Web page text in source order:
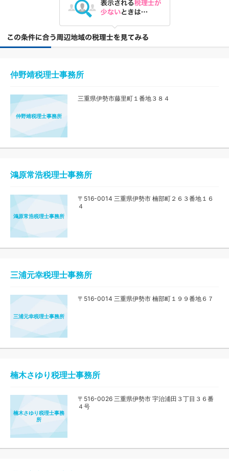
仲野靖税理士事務所
仲野靖税理士事務所
三重県伊勢市藤里町１番地３８４
鴻原常浩税理士事務所
鴻原常浩税理士事務所
〒516-0014 三重県伊勢市 楠部町２６３番地１６
４
三浦元幸税理士事務所
三浦元幸税理士事務所
〒516-0014 三重県伊勢市 楠部町１９９番地６７
楠木さゆり税理士事務所
楠木さゆり税理士事務
所
〒516-0026 三重県伊勢市 宇治浦田３丁目３６番
４号